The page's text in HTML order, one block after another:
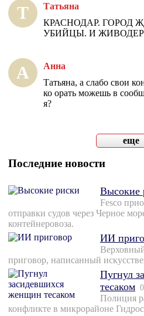
Т Татьяна
КРАСНОДАР. ГОРОД
УБИЙЦЫ. И
А Анна
Татьяна, а слабо свои
ко орать можешь в
я?
еще
Последние новости
Высокие
Fesco
отправки судов через Черное
контейнеровоза.
ИИ
приговор, написанный
Пугнул
тесаком
Полиция
конфликте в микрорайоне